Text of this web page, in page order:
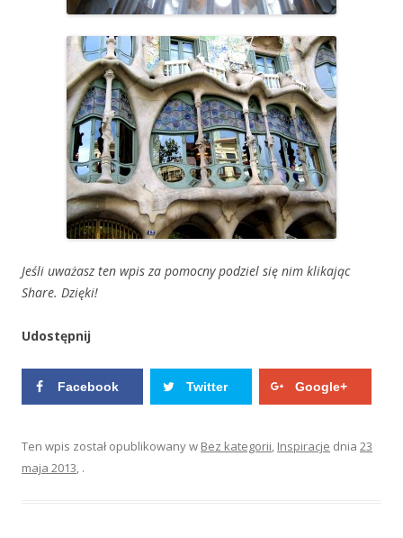
Jeśli uważasz ten wpis za pomocny podziel się nim klikając
Share. Dzięki!
Udostępnij
Facebook Twitter Google+
Ten wpis został opublikowany w Bez kategorii, Inspiracje dnia 23
maja 2013, .